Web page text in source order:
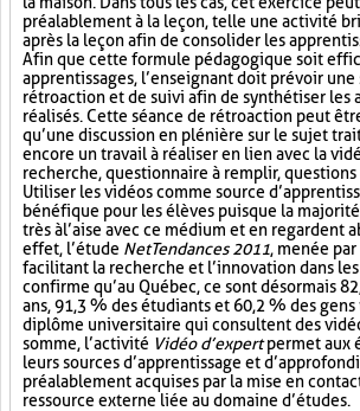
préalablement à la leçon, telle une activité
après la leçon afin de consolider les
Afin que cette formule pédagogique soit
apprentissages, l’enseignant doit prévoir une
rétroaction et de suivi afin de synthétiser les
réalisés. Cette séance de rétroaction peut
qu’une discussion en plénière sur le sujet
encore un travail à réaliser en lien avec la
recherche, questionnaire à remplir, questions
Utiliser les vidéos comme source
bénéfique pour les élèves puisque la
très à l’aise avec ce médium et en regardent
effet, l’étude NetTendances 2011, menée par
facilitant la recherche et l’innovation dans
confirme qu’au Québec, ce sont désormais
ans, 91,3 % des étudiants et 60,2 % des
diplôme universitaire qui consultent des
somme, l’activité Vidéo d’expertpermet aux
leurs sources d’apprentissage et
préalablement acquises par la mise en
ressource externe liée au domaine d’études.